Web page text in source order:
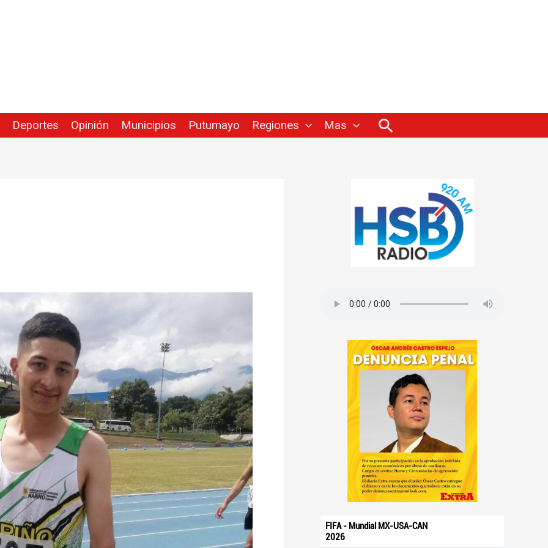
Deportes Opinión Municipios Putumayo Regiones Mas Buscar